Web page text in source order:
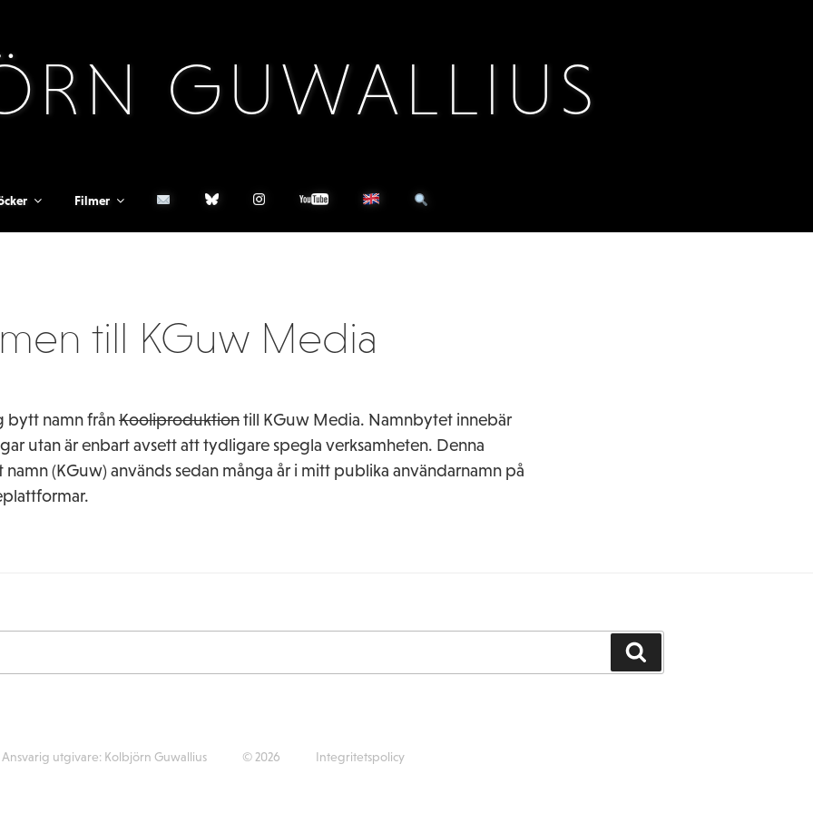
GUWALLIUS
Filmer
till KGuw Media
bytt namn frånKooliproduktiontill KGuw Media. Namnbytet innebär
utan är enbart avsett att tydligare spegla verksamheten. Denna
(KGuw) används sedan många år i mitt publika användarnamn på
Ansvarig utgivare: Kolbjörn Guwallius © 2026 Integritetspolicy